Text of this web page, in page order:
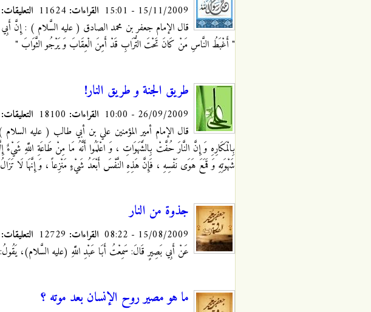
15/11/2009 - 15:01 القراءات: التعليقات:
قال الإمام جعفر بن محمد الصادق ( عليه السَّلام ) : إِنَّ
" أَغْبَطُ النَّاسِ مَنْ كَانَ تَحْتَ التُّرَابِ قَدْ أَمِنَ الْعِقَابَ وَ يَرْجُو الثَّوَابَ "
طريق الجنة و طريق النار!
26/09/2009 - 10:00 القراءات: التعليقات:
قال الإمام أمير المؤمنين علي بن أبي طالب ( عليه
بِالْمَكَارِهِ وَ إِنَّ النَّارَ حُفَّتْ بِالشَّهَوَاتِ ، وَ اعْلَمُوا أَنَّهُ مَا مِنْ طَاعَةِ اللَّهِ
شَهْوَتِهِ وَ قَمَعَ هَوَى نَفْسِهِ ، فَإِنَّ هَذِهِ النَّفْسَ أَبْعَدُ شَيْ‏ءٍ مَنْزِعاً ، وَ إِنَّهَا لَا
جذوة من النار
15/08/2009 - 08:22 القراءات: التعليقات:
عَنْ أَبِي بَصِيرٍ قَالَ: سَمِعْتُ أَبَا عَبْدِ اللَّهِ (عليه السَّلام)،
ما هو مصير روح الإنسان بعد موته ؟